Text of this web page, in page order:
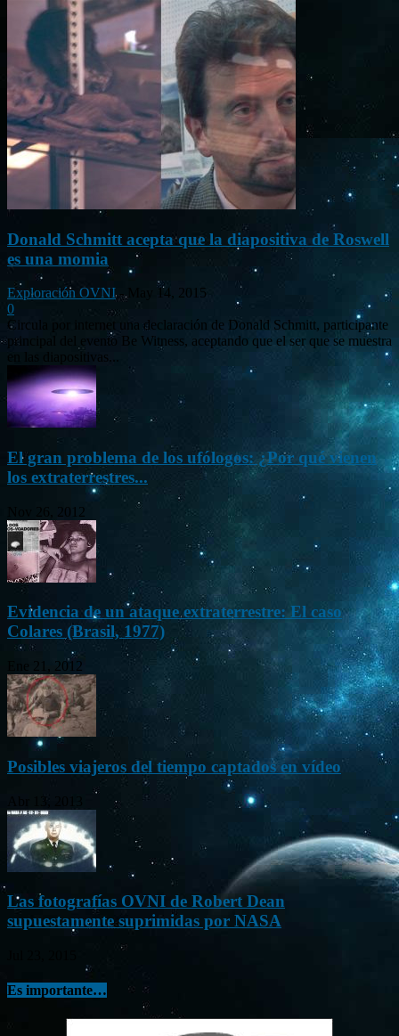
Donald Schmitt acepta que la diapositiva de Roswell
es una momia
Exploración OVNI -
May 14, 2015
0
Circula por internet una declaración de Donald Schmitt, participante
principal del evento Be Witness, aceptando que el ser que se muestra
en las diapositivas...
El gran problema de los ufólogos: ¿Por qué vienen
los extraterrestres...
Nov 26, 2012
Evidencia de un ataque extraterrestre: El caso
Colares (Brasil, 1977)
Ene 21, 2012
Posibles viajeros del tiempo captados en vídeo
Las fotografías OVNI de Robert Dean
supuestamente suprimidas por NASA
Es importante…